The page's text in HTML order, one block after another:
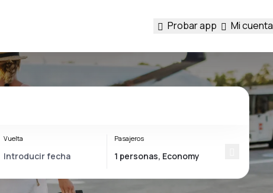
Probar app Mi cuenta
Vuelta Pasajeros